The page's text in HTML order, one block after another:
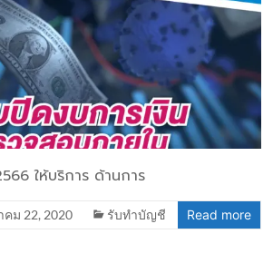
ให้บริการ ด้านการ
คม 22, 2020 รับทำบัญชี Read more